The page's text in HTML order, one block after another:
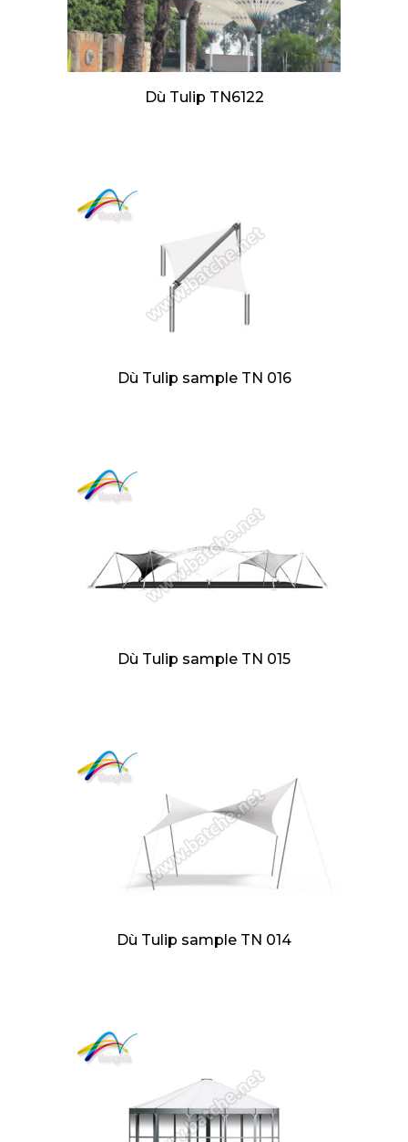
Dù Tulip TN6122
Dù Tulip sample TN 016
Dù Tulip sample TN 015
Dù Tulip sample TN 014